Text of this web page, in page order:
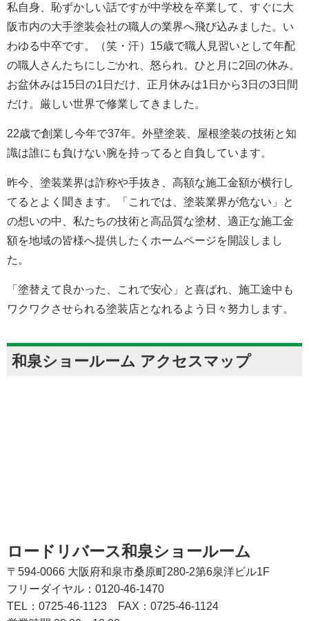
私自身、恥ずかしい話ですが中学校を卒業して、すぐに大
阪市内の大手塗装会社の職人の業界へ飛び込みました。い
わゆる中卒です。（笑・汗）15歳で職人見習いとして年配
の職人さんたちにしごかれ、怒られ。ひと月に2回の休み。
お盆休みは15日の1日だけ、正月休みは1日から3日の3日間
だけ。厳しい世界で修業してきました。
22歳で創業し今年で37年。外壁塗装、屋根塗装の技術と知
識は誰にも負けない腕を持ってると自負しています。
昨今、塗装業界は詐称や手抜き、高額な施工金額が横行し
てるとよく聞きます。「これでは、塗装業界が危ない」と
の想いの中、私たちの技術と高品質な塗材、適正な施工金
額を地域の皆様へ提供したくホームページを開設しまし
た。
「塗替えて良かった、これで安心」と喜ばれ、施工途中も
ワクワクさせられる塗装店となれるよう日々努力します。
和泉ショールーム アクセスマップ
ロードリバース和泉ショールーム
〒594-0066 大阪府和泉市桑原町280-2第6泉洋ビル1F
フリーダイヤル：0120-46-1470
TEL：0725-46-1123
FAX：0725-46-1124